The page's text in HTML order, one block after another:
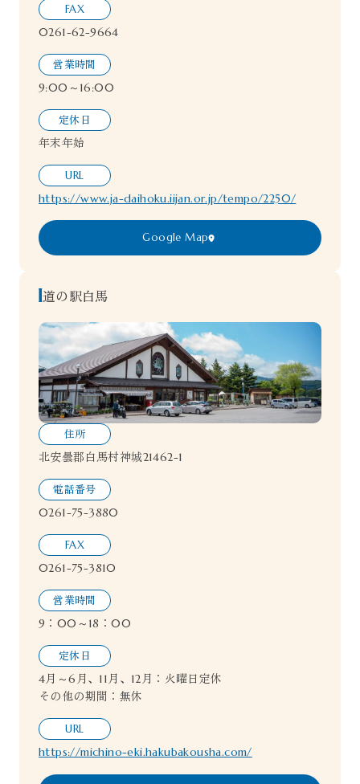
Google Map
FAX
0261-62-9664
営業時間
9:00～16:00
定休日
年末年始
URL
https://www.ja-daihoku.iijan.or.jp/tempo/2250/
道の駅白馬
住所
北安曇郡白馬村神城21462-1
電話番号
0261-75-3880
FAX
0261-75-3810
営業時間
9：00～18：00
定休日
4月～6月、11月、12月：火曜日定休
その他の期間：無休
URL
https://michino-eki.hakubakousha.com/